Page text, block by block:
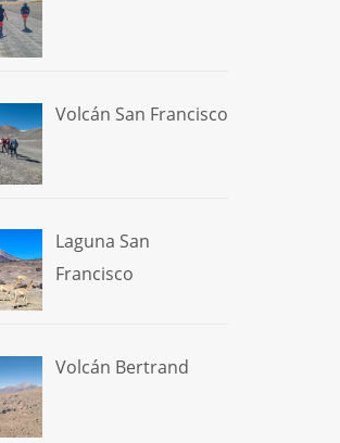
Volcán San Francisco
Laguna San
Francisco
Volcán Bertrand